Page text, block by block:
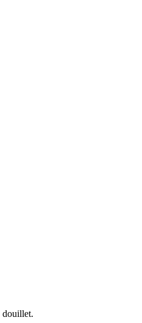
douillet.